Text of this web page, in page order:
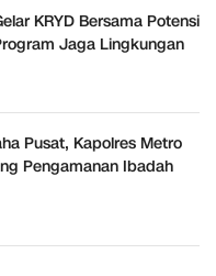
KRYD Bersama Potensi
Jaga Lingkungan
Pusat, Kapolres Metro
Pengamanan Ibadah